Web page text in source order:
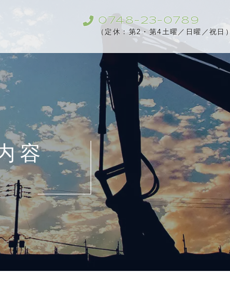
0748-23-0789
（定休：第2・第4土曜／日曜／祝日）
容